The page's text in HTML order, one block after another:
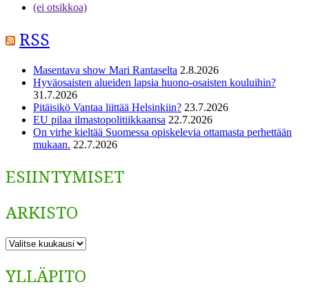
(ei otsikkoa)
RSS
Masentava show Mari Rantaselta 2.8.2026
Hyväosaisten alueiden lapsia huono-osaisten kouluihin?
31.7.2026
Pitäisikö Vantaa liittää Helsinkiin? 23.7.2026
EU pilaa ilmastopolitiikkaansa 22.7.2026
On virhe kieltää Suomessa opiskelevia ottamasta perhettään
mukaan. 22.7.2026
ESIINTYMISET
ARKISTO
ARKISTO
YLLÄPITO